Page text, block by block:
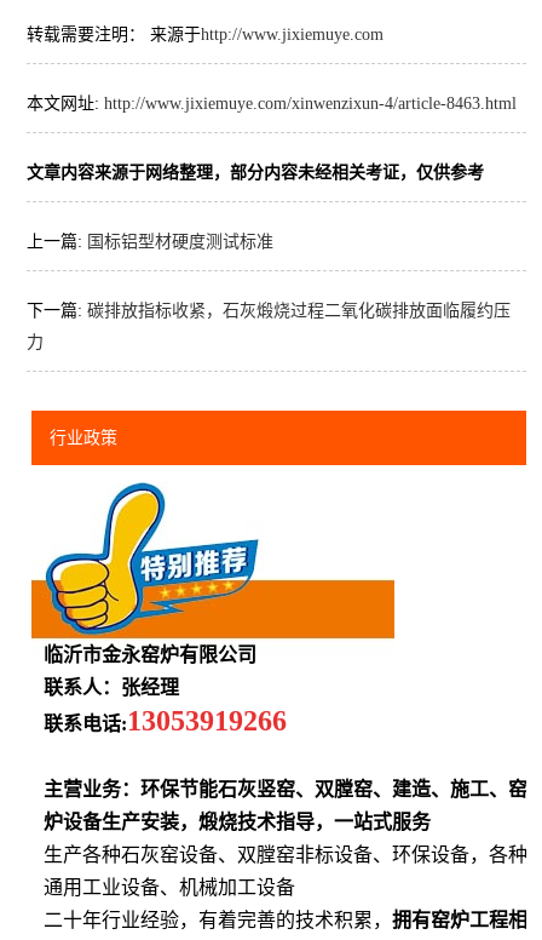
转载需要注明： 来源于http://www.jixiemuye.com
本文网址: http://www.jixiemuye.com/xinwenzixun-4/article-8463.html
文章内容来源于网络整理，部分内容未经相关考证，仅供参考
上一篇: 国标铝型材硬度测试标准
下一篇: 碳排放指标收紧，石灰煅烧过程二氧化碳排放面临履约压
力
行业政策
临沂市金永窑炉有限公司
联系人：张经理
联系电话:13053919266
主营业务：环保节能石灰竖窑、双膛窑、建造、施工、窑
炉设备生产安装，煅烧技术指导，一站式服务
生产各种石灰窑设备、双膛窑非标设备、环保设备，各种
通用工业设备、机械加工设备
二十年行业经验，有着完善的技术积累，拥有窑炉工程相